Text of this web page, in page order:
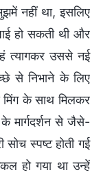
नहीं था, इसलिए
हो सकती थी और
त्यागकर उससे नई
से निभाने के लिए
मिंग के साथ मिलकर
मार्गदर्शन से जैसे-
स्पष्ट होती गई
हो गया था उन्हें